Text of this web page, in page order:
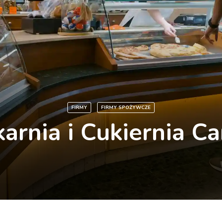
FIRMY FIRMY SPOŻYWCZE
i Cukiernia